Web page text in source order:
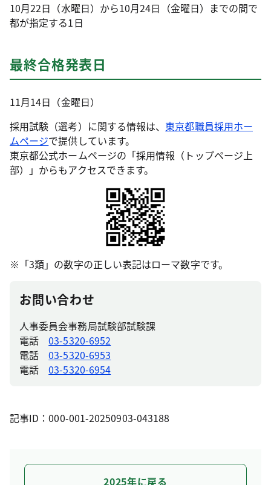
10月22日（水曜日）から10月24日（金曜日）までの間で
都が指定する1日
最終合格発表日
11月14日（金曜日）
採用試験（選考）に関する情報は、 東京都職員採用ホー
ムページで提供しています。
東京都公式ホームページの「採用情報（トップページ上
部）」からもアクセスできます。
※「3類」の数字の正しい表記はローマ数字です。
お問い合わせ
人事委員会事務局試験部試験課
電話03-5320-6952
電話03-5320-6953
電話03-5320-6954
記事ID：000-001-20250903-043188
2025年に戻る